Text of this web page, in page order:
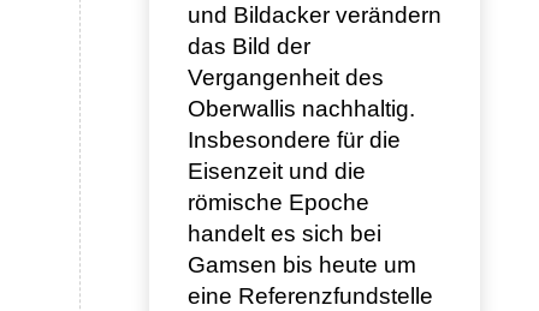
und Bildacker verändern
das Bild der
Vergangenheit des
Oberwallis nachhaltig.
Insbesondere für die
Eisenzeit und die
römische Epoche
handelt es sich bei
Gamsen bis heute um
eine Referenzfundstelle